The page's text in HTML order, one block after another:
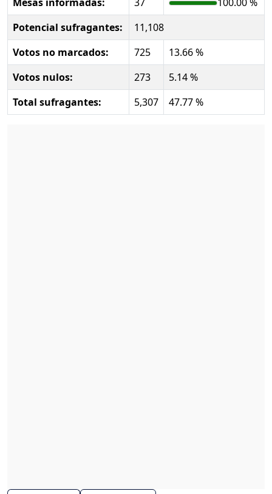
Potencial sufragantes:
11,108
Votos no marcados:
725
13.66 %
Votos nulos:
273
5.14 %
Total sufragantes:
5,307 47.77 %